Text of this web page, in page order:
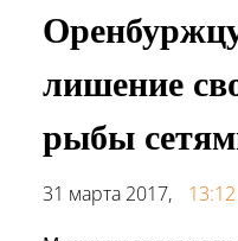
лишение
рыбы
31 марта 2017,
13:12